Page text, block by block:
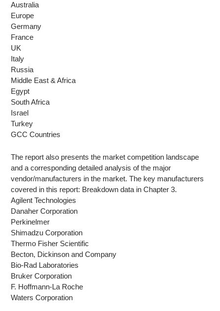
Australia
Europe
Germany
France
UK
Italy
Russia
Middle East & Africa
Egypt
South Africa
Israel
Turkey
GCC Countries
The report also presents the market competition landscape
and a corresponding detailed analysis of the major
vendor/manufacturers in the market. The key manufacturers
covered in this report: Breakdown data in Chapter 3.
Agilent Technologies
Danaher Corporation
Perkinelmer
Shimadzu Corporation
Thermo Fisher Scientific
Becton, Dickinson and Company
Bio-Rad Laboratories
Bruker Corporation
F. Hoffmann-La Roche
Waters Corporation